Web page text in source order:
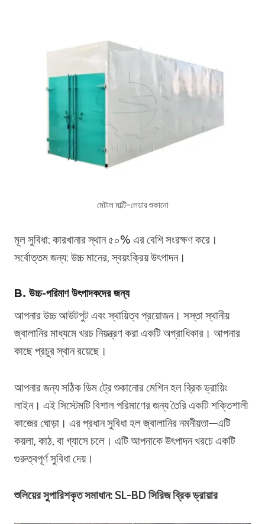
মেটাল মাল্টি-লেয়ার শুকানো
মূল সুবিধা: কারখানার স্থান ৫০% এর বেশি সংরক্ষণ করে।
সর্বোত্তম জন্য: উচ্চ মানের, স্বয়ংক্রিয় উৎপাদন।
B. উচ্চ-পরিমাণ উৎপাদকদের জন্য
আপনার উচ্চ আউটপুট এবং স্থায়িত্ব প্রয়োজন। সস্তা স্থানীয়
জ্বালানির মাধ্যমে খরচ নিয়ন্ত্রণ করা একটি অগ্রাধিকার। আপনার
কাছে প্রচুর স্থান রয়েছে।
আপনার জন্য সঠিক ডিম ট্রে শুকানোর মেশিন হল ব্রিক ড্রায়িং
লাইন। এই সিস্টেমটি বিশাল পরিমাণের জন্য তৈরি একটি শক্তিশালী
কাজের ঘোড়া। এর প্রধান সুবিধা হল জ্বালানির নমনীয়তা—এটি
কয়লা, কাঠ, বা গ্যাসে চলে। এটি আপনাকে উৎপাদন খরচে একটি
গুরুত্বপূর্ণ সুবিধা দেয়।
শুলিয়ের সুপারিশকৃত সমাধান: SL-BD সিরিজ ব্রিক ড্রায়ার